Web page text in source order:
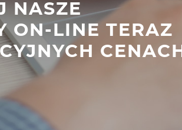
NASZE
ON-LINE TERAZ
CENACH